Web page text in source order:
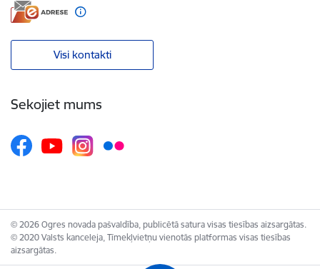
Visi kontakti
Sekojiet mums
© 2026 Ogres novada pašvaldība, publicētā satura visas tiesības aizsargātas.
© 2020 Valsts kanceleja, Tīmekļvietņu vienotās platformas visas tiesības
aizsargātas.